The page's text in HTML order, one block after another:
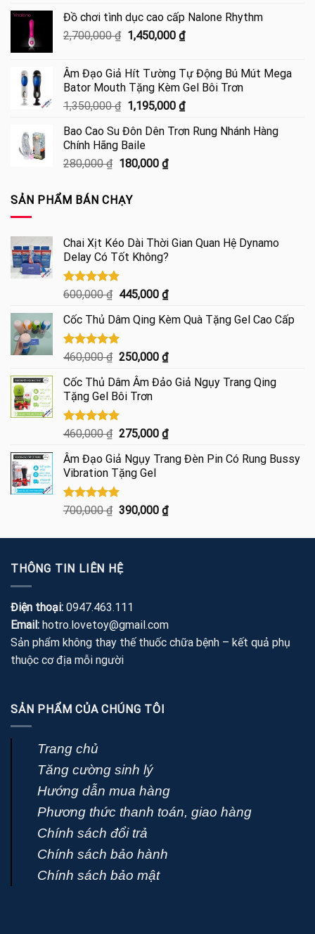
là:
650,000 ₫.
tại
là:
Đồ chơi tình dục cao cấp Nalone Rhythm
2,700,000₫ Giá
2,700,000 ₫.
1,450,000 ₫Giá
là:
1,450,000 ₫.
Âm Đạo Giả Hít Tường Tự Động Bú Mút Mega
Bator Mouth Tặng Kèm Gel Bôi Trơn
1,350,000₫ Giá
là:
1,350,000 ₫.
1,195,000 ₫Giá
tại
Bao Cao Su Đôn Dên Trơn Rung Nhánh Hàng
Chính Hãng Baile
280,000₫ Giá
là:
280,000 ₫.
180,000 ₫Giá
SẢN PHẨM BÁN CHẠY
Chai Xịt Kéo Dài Thời Gian Quan Hệ Dynamo
Delay Có Tốt Không?
Được xếp
4.85
5 sao
600,000₫ Giá
là:
600,000 ₫.
445,000 ₫Giá
tại
445,000 ₫.
Cốc Thủ Dâm Qing Kèm Quà Tặng Gel Cao Cấp
Được xếp
5.00
5 sao
460,000₫ Giá
là:
460,000 ₫.
250,000 ₫Giá
tại
Cốc Thủ Dâm Âm Đảo Giả Ngụy Trang Qing
Tặng Gel Bôi Trơn
Được xếp
5.00
5 sao
460,000₫ Giá
là:
460,000 ₫.
275,000 ₫Giá
tại
Âm Đạo Giả Ngụy Trang Đèn Pin Có Rung Bussy
Vibration Tặng Gel
Được xếp
5.00
700,000₫ Giá
là:
390,000 ₫Giá
tại
THÔNG TIN LIÊN HỆ
Điện thoại: 0947.463.111
Email: hotro.lovetoy@gmail.com
Sản phẩm không thay thế thuốc chữa bệnh – kết quả phụ
thuộc cơ địa mỗi người
SẢN PHẨM CỦA CHÚNG TÔI
Trang chủ
Tăng cường sinh lý
Hướng dẫn mua hàng
Phương thức thanh toán, giao hàng
Chính sách đổi trả
Chính sách bảo hành
Chính sách bảo mật